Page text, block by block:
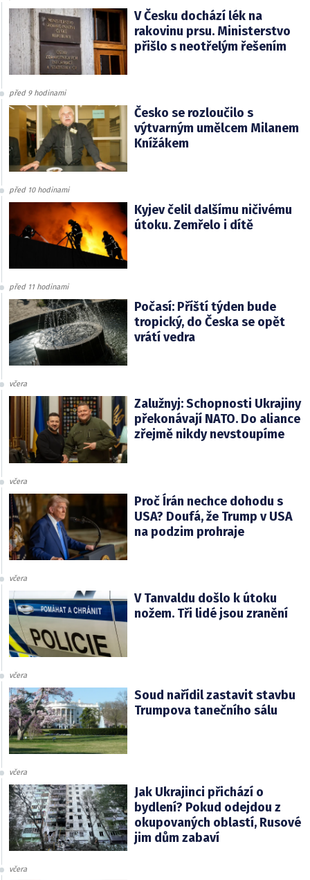
V Česku dochází lék na
rakovinu prsu. Ministerstvo
přišlo s neotřelým řešením
před 9 hodinami
Česko se rozloučilo s
výtvarným umělcem Milanem
Knížákem
před 10 hodinami
Kyjev čelil dalšímu ničivému
útoku. Zemřelo i dítě
před 11 hodinami
Počasí: Příští týden bude
tropický, do Česka se opět
vrátí vedra
včera
Zalužnyj: Schopnosti Ukrajiny
překonávají NATO. Do aliance
zřejmě nikdy nevstoupíme
včera
Proč Írán nechce dohodu s
USA? Doufá, že Trump v USA
na podzim prohraje
včera
V Tanvaldu došlo k útoku
nožem. Tři lidé jsou zranění
včera
Soud nařídil zastavit stavbu
Trumpova tanečního sálu
včera
Jak Ukrajinci přichází o
bydlení? Pokud odejdou z
okupovaných oblastí, Rusové
jim dům zabaví
včera